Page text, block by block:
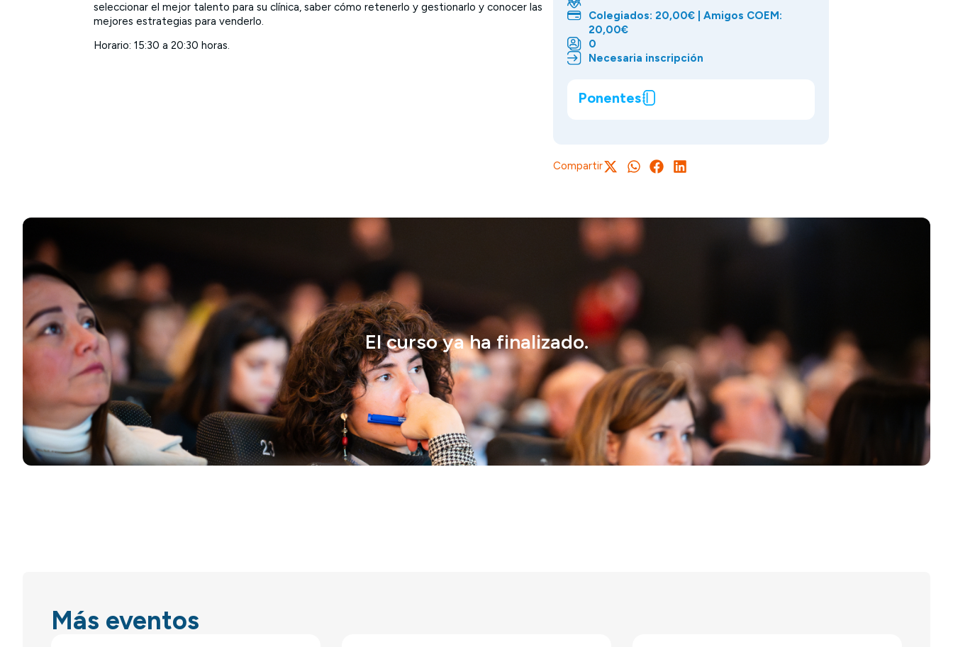
seleccionar el mejor talento para su clínica, saber cómo retenerlo y gestionarlo y conocer las
mejores estrategias para venderlo.
Horario: 15:30 a 20:30 horas.
Colegiados: 20,00€ | Amigos COEM:
20,00€
0
Necesaria inscripción
Ponentes
Compartir
El curso ya ha finalizado.
Más eventos